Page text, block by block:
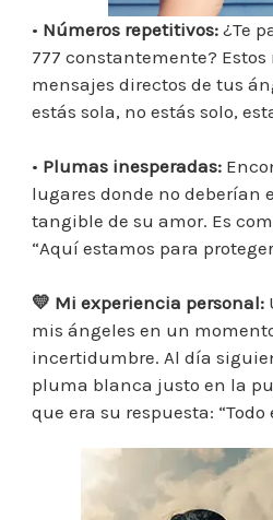
• Números repetitivos: ¿Te
777 constantemente? Estos
mensajes directos de tus
estás sola, no estás solo,
• Plumas inesperadas:
lugares donde no deberían
tangible de su amor. Es
“Aquí estamos para
💛 Mi experiencia personal:
mis ángeles en un
incertidumbre. Al día
pluma blanca justo en la
que era su respuesta: “Todo